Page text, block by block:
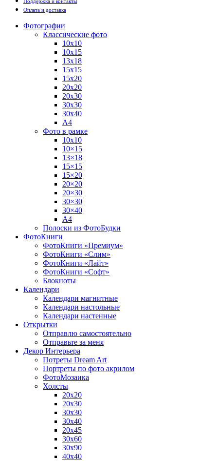
Оплата и доставка
Фотографии
Классические фото
10х10
10х15
13х18
15х15
15х20
20х20
20х30
30х30
30х40
А4
Фото в рамке
10х10
10×15
13×18
15×15
15×20
20×20
20×30
30×30
30×40
A4
Полоски из ФотоБудки
ФотоКниги
ФотоКниги «Премиум»
ФотоКниги «Слим»
ФотоКниги «Лайт»
ФотоКниги «Софт»
Блокноты
Календари
Календари магнитные
Календари настольные
Календари настенные
Открытки
Отправлю самостоятельно
Отправьте за меня
Декор Интерьера
Потреты Dream Art
Портреты по фото акрилом
ФотоМозаика
Холсты
20х20
20х30
30х30
30х40
20х45
30х60
30х90
40х40